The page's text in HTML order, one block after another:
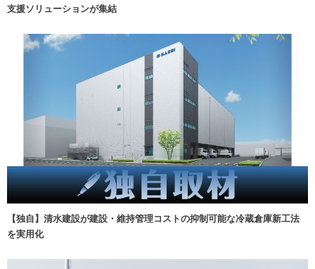
支援ソリューションが集結
【独自】清水建設が建設・維持管理コストの抑制可能な冷蔵倉庫新工法
を実用化